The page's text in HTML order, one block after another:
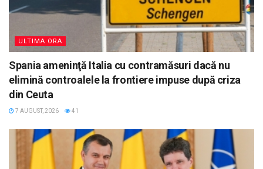
ULTIMA ORA
Spania ameninţă Italia cu contramăsuri dacă nu
elimină controalele la frontiere impuse după criza
din Ceuta
7 AUGUST, 2026 41